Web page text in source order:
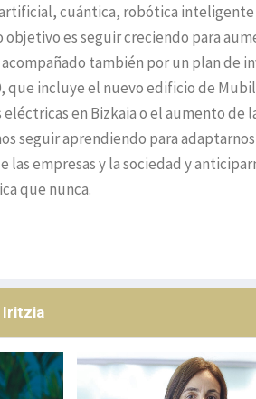
cuántica, robótica inteligente
es seguir creciendo para
también por un plan de
que incluye el nuevo edificio de
eléctricas en Bizkaia o el aumento
seguir aprendiendo para
las empresas y la sociedad y
que nunca.
Iritzia